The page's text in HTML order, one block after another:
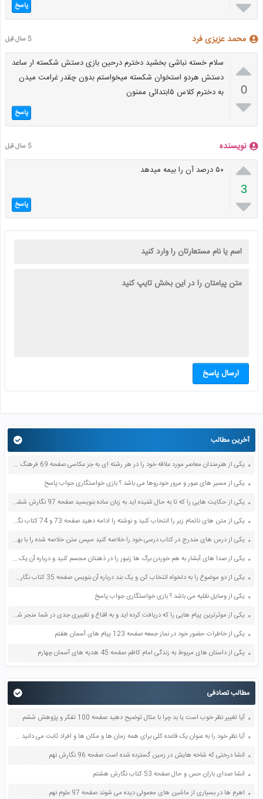
 پاسخ
محمد عزیزی فرد 5 سال قبل

0

سلام خسته نباشی بخشید دخترم درحین بازی دستش شکسته ار ساعد
دستش هردو استخوان شکسته میخواستم بدون چقدر غرامت میدن
به دخترم کلاس ۵ابتدائی ممنون
پاسخ
نویسنده 5 سال قبل

3

۵۰ درصد آن را بیمه میدهد
پاسخ
ارسال پاسخ
آخرین مطالب
یکی از هنرمندان معاصر مورد علاقه خود را در هر رشته ای به جز عکاسی صفحه 69 فرهنگ و هنر نهم
یکی از مسیر های عبور و مرور خودروها می باشد ؟ بازی خواستگاری جواب پاسخ
یکی از حکایت هایی را که تا به حال شنیده اید به زبان ساده بنویسید صفحه 97 نگارش ششم دبستان
یکی از متن های ناتمام زیر را انتخاب کنید و نوشته را ادامه دهید صفحه 73 و 74 کتاب نگارش فارسی پنجم دبستان
یکی از درس های مندرج در کتاب درسی خود را خلاصه کنید سپس متن خلاصه شده را با بهره گیری از روش های دسته بندی نمودار جدول نقشه مفهومی نشان دهید صفحه 118 نگارش یازدهم
یکی از صدا های آبشار به هم خوردن برگ ها زنبور را در ذهنتان مجسم کنید و درباره آن یک بند بنویسید صفحه 11 نگارش پنجم
یکی از دو موضوع را به دلخواه انتخاب کن و یک بند درباره آن بنویس صفحه 35 کتاب نگارش فارسی سوم
یکی از وسایل نقلیه می باشد ؟ بازی خواستگاری جواب پاسخ
یکی از موثرترین پیام هایی را که دریافت کرده اید و به اقناع و تغییری جدی در شما منجر شده است برسی کنید و علت این تاثیر گذاری قابل توجه را بنویسید صفحه 52 تفکر و سواد رسانه ای دهم
یکی از خاطرات حضور خود در نماز جمعه صفحه 123 پیام های آسمان هفتم
یکی از داستان های مربوط به زندگی امام کاظم صفحه 45 هدیه های آسمان چهارم
مطالب تصادفی
آیا تغییر نظر خوب است یا بد چرا با مثال توضیح دهید صفحه 100 تفکر و پژوهش ششم
آیا نظر خود را به عنوان یک قاعده کلی برای همه زمان ها و مکان ها و افراد ثابت می دانید چرا صفحه 59 تفکر و سبک زندگی هفتم
انشا درختی که شاخه هایش در زمین گسترده شده است صفحه 96 نگارش نهم
انشا صدای باران حس و حال صفحه 53 کتاب نگارش هشتم
اهرم ها در بسیاری از ماشین های معمولی دیده می شوند صفحه 97 علوم نهم